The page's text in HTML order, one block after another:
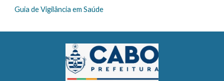
Guia de Vigilância em Saúde